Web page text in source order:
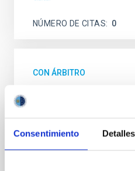
Consentimiento Detalles
NÚMERO DE CITAS 0
CON ÁRBITRO
Clues to inside-out
galaxies at 1.2 ≲ z ≲
Mg-abundance
SUSPENSE